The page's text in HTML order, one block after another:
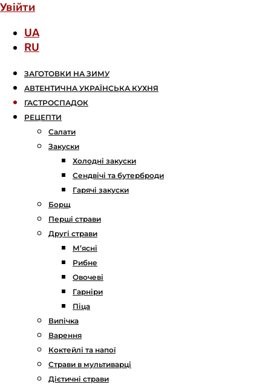
Увійти
UA
RU
ЗАГОТОВКИ НА ЗИМУ
АВТЕНТИЧНА УКРАЇНСЬКА КУХНЯ
ГАСТРОСПАДОК
РЕЦЕПТИ
Салати
Закуски
Холодні закуски
Сендвічі та бутерброди
Гарячі закуски
Борщ
Перші страви
Другі страви
М’ясні
Рибне
Овочеві
Гарніри
Піца
Випічка
Варення
Коктейлі та напої
Страви в мультиварці
Дієтичні страви